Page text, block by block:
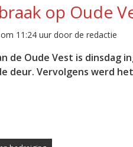
op Oude
11:24 uur door de redactie
de Oude Vest is dinsdag
deur. Vervolgens werd